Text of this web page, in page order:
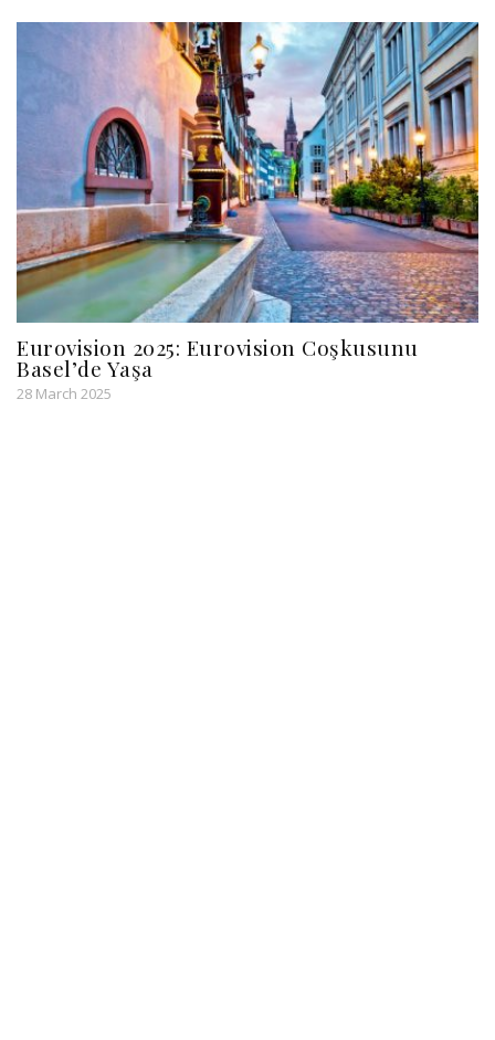
Eurovision 2025: Eurovision Coşkusunu
Basel’de Yaşa
28 March 2025